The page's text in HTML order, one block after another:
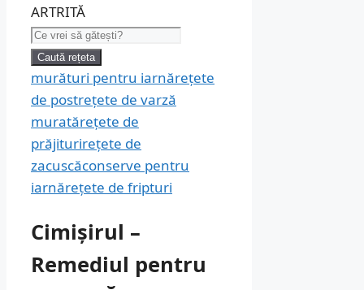
Caută:
Caută rețeta
murături pentru iarnărețete
de postrețete de varză
muratărețete de
prăjiturirețete de
zacuscăconserve pentru
iarnărețete de fripturi
Cimișirul –
Remediul pentru